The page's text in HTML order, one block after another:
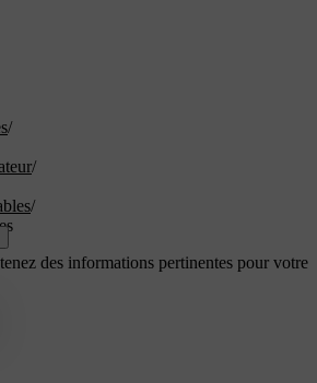
/
/
/
des informations pertinentes pour votre